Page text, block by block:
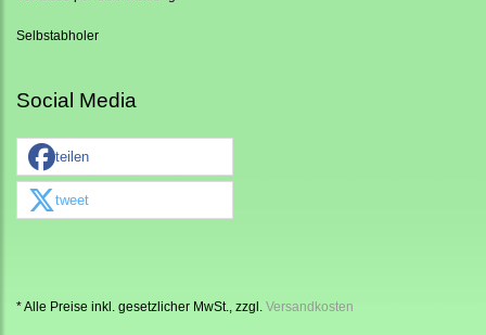
Selbstabholer
Social Media
teilen
tweet
* Alle Preise inkl. gesetzlicher MwSt., zzgl. Versandkosten